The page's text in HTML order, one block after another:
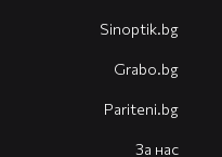
Sinoptik.bg
Grabo.bg
Pariteni.bg
За нас